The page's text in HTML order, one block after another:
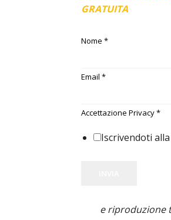
GRATUITA
Nome *
Email *
Accettazione Privacy*
Iscrivendoti
e riproduzione